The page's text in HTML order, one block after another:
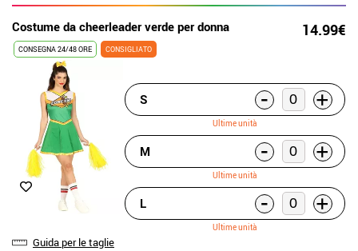
Costume da cheerleader verde per donna 14.99€
CONSEGNA 24/48 ORE CONSIGLIATO
Guida per le taglie
S - +
Ultime unità
M - +
Ultime unità
L - +
Ultime unità